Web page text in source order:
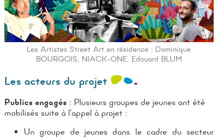
Les Artistes Street Art en résidence : Dominique
BOURGOIS, NIACK-ONE, Edouard BLUM
Les acteurs du projet
Publics engagés : Plusieurs groupes de jeunes ont été
mobilisés suite à l’appel à projet :
Un groupe de jeunes dans le cadre du secteur